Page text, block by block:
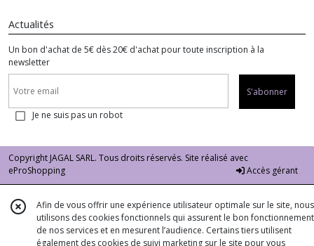
Actualités
Un bon d'achat de 5€ dès 20€ d'achat pour toute inscription à la
newsletter
S'abonner
Je ne suis pas un robot
Copyright JAGAL SARL. Tous droits réservés. Site réalisé avec
eProShopping
Accès gérant
Afin de vous offrir une expérience utilisateur optimale sur le site, nous
utilisons des cookies fonctionnels qui assurent le bon fonctionnement
de nos services et en mesurent l’audience. Certains tiers utilisent
également des cookies de suivi marketing sur le site pour vous